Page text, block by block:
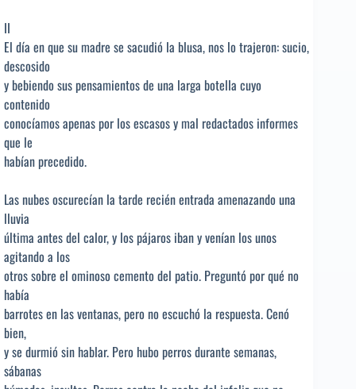
II
El día en que su madre se sacudió la blusa, nos lo trajeron: sucio,
descosido
y bebiendo sus pensamientos de una larga botella cuyo
contenido
conocíamos apenas por los escasos y mal redactados informes
que le
habían precedido.
Las nubes oscurecían la tarde recién entrada amenazando una
lluvia
última antes del calor, y los pájaros iban y venían los unos
agitando a los
otros sobre el ominoso cemento del patio. Preguntó por qué no
había
barrotes en las ventanas, pero no escuchó la respuesta. Cenó
bien,
y se durmió sin hablar. Pero hubo perros durante semanas,
sábanas